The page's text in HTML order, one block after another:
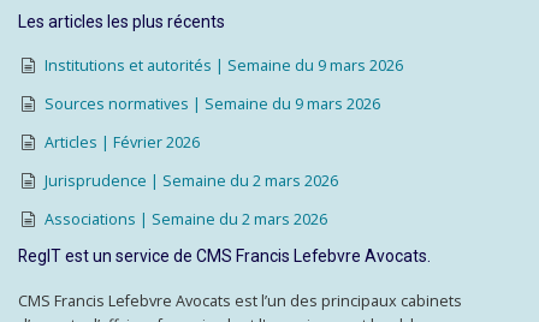
Les articles les plus récents
Institutions et autorités | Semaine du 9 mars 2026
Sources normatives | Semaine du 9 mars 2026
Articles | Février 2026
Jurisprudence | Semaine du 2 mars 2026
Associations | Semaine du 2 mars 2026
RegIT est un service de CMS Francis Lefebvre Avocats.
CMS Francis Lefebvre Avocats est l’un des principaux cabinets